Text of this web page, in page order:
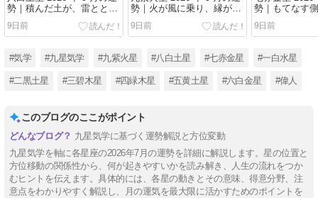
勢｜積んだ土が、雷ととも
に動き出す月
9日前
勢｜火が風に乗り、縁が広
がる月
9日前
勢｜もてなす
る側へ回る月
9日前
#気学 #九星気学 #九紫火星 #八白土星 #七赤金星 #一白水星
#二黒土星 #三碧木星 #四緑木星 #五黄土星 #六白金星 #偉人
このブログのここがポイント
九星気学に基づく運勢解説と方位変動
九星気学を軸に各星座の2026年7月の運勢を詳細に解説します。星の位置と
方位移動の関係性から、何が起きやすいかを読み解き、人生の流れをつか
むヒントを伝えます。具体的には、各星の動きとその意味、得意分野、注
意点をわかりやすく解説し、月の運気を最大限に活かすためのポイントを